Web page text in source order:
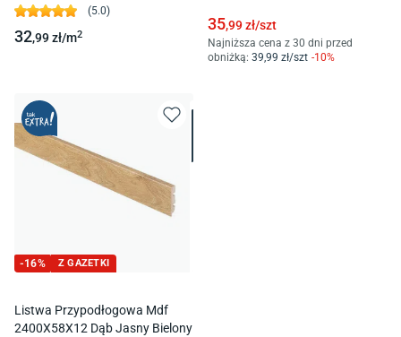
(5.0)
32,99zł/m2
35,99zł/szt
Najniższa cena z 30 dni przed
obniżką: 39 ,99 zł/szt -10%
-16% Z GAZETKI
Listwa Przypodłogowa Mdf
2400X58X12 Dąb Jasny Bielony